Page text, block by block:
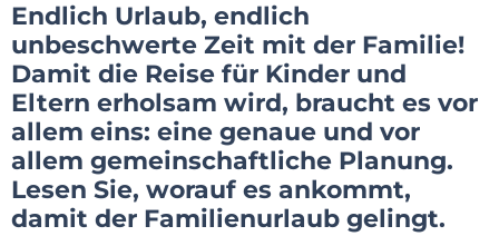
Endlich Urlaub, endlich
unbeschwerte Zeit mit der Familie!
Damit die Reise für Kinder und
Eltern erholsam wird, braucht es vor
allem eins: eine genaue und vor
allem gemeinschaftliche Planung.
Lesen Sie, worauf es ankommt,
damit der Familienurlaub gelingt.